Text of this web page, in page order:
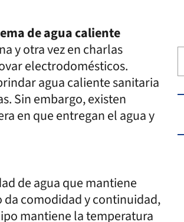
de agua caliente
y otra vez en charlas
electrodomésticos.
agua caliente sanitaria
Sin embargo, existen
en que entregan el agua y
de agua que mantiene
da comodidad y continuidad,
mantiene la temperatura